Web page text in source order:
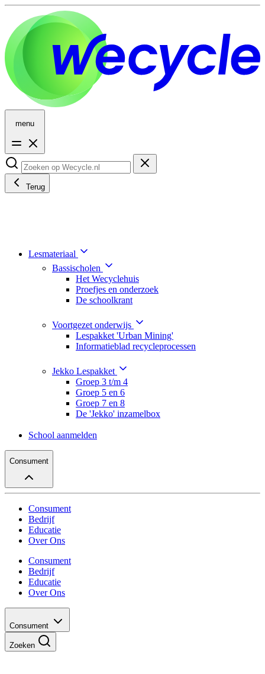
menu
Terug
Lesmateriaal
Bassischolen
Het Wecyclehuis
Proefjes en onderzoek
De schoolkrant
Voortgezet onderwijs
Lespakket 'Urban Mining'
Informatieblad recycleprocessen
Jekko Lespakket
Groep 3 t/m 4
Groep 5 en 6
Groep 7 en 8
De 'Jekko' inzamelbox
School aanmelden
Consument
Consument
Bedrijf
Educatie
Over Ons
Consument
Bedrijf
Educatie
Over Ons
Consument
Zoeken